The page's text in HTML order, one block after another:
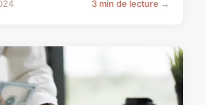
3 min de lecture →